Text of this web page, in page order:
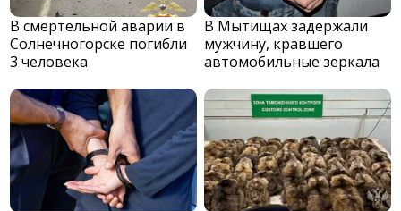
В смертельной аварии в
Солнечногорске погибли
3 человека
В Мытищах задержали
мужчину, кравшего
автомобильные зеркала